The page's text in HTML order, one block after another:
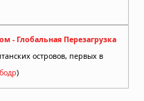
- Глобальная Перезагрузка
островов, первых в
бодр)